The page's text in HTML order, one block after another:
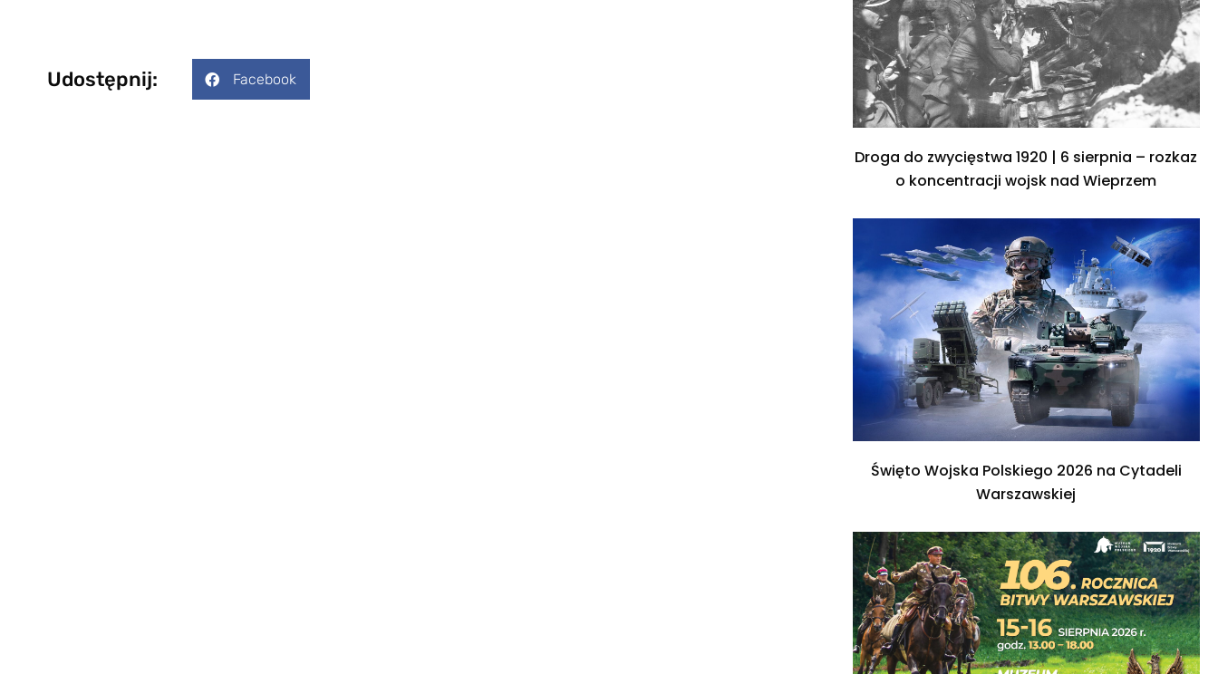
Udostępnij: Facebook
Droga do zwycięstwa 1920 | 6 sierpnia – rozkaz
o koncentracji wojsk nad Wieprzem
Święto Wojska Polskiego 2026 na Cytadeli
Warszawskiej